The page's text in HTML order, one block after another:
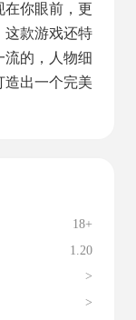
在你眼前，更
这款游戏还特
流的，人物细
造出一个完美
18+
1.20
>
>